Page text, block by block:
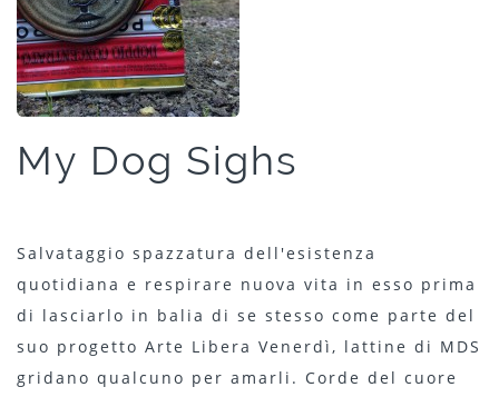
My Dog Sighs
Salvataggio spazzatura dell'esistenza
quotidiana e respirare nuova vita in esso prima
di lasciarlo in balia di se stesso come parte del
suo progetto Arte Libera Venerdì, lattine di MDS
gridano qualcuno per amarli. Corde del cuore